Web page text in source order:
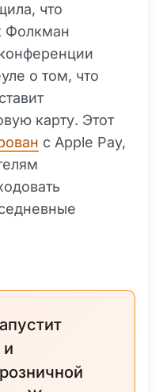
что
Фолкман
о том, что
карту. Этот
с Apple Pay,
и